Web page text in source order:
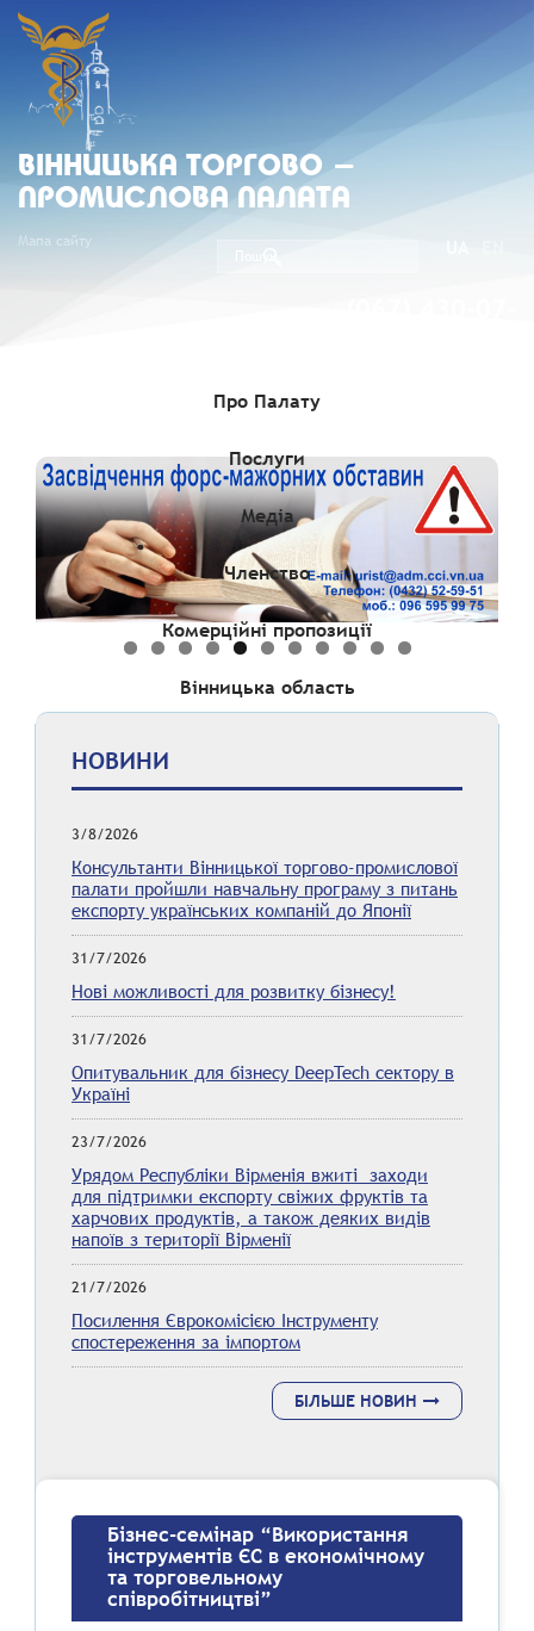
ВIННИЦЬКА ТОРГОВО -
ПРОМИСЛОВА ПАЛАТА
Мапа сайту
Про Палату
Послуги
Медіа
Членство
Комерційні пропозиції
Вінницька область
НОВИНИ
3/8/2026
Консультанти Вінницької торгово-промислової
палати пройшли навчальну програму з питань
експорту українських компаній до Японії
31/7/2026
Нові можливості для розвитку бізнесу!
31/7/2026
Опитувальник для бізнесу DeepTech сектору в
Україні
23/7/2026
Урядом Республіки Вірменія вжиті заходи
для підтримки експорту свіжих фруктів та
харчових продуктів, а також деяких видів
напоїв з території Вірменії
21/7/2026
Посилення Єврокомісією Інструменту
спостереження за імпортом
БІЛЬШЕ НОВИН
Бізнес-семінар “Використання
інструментів ЄС в економічному
та торговельному
співробітництві”